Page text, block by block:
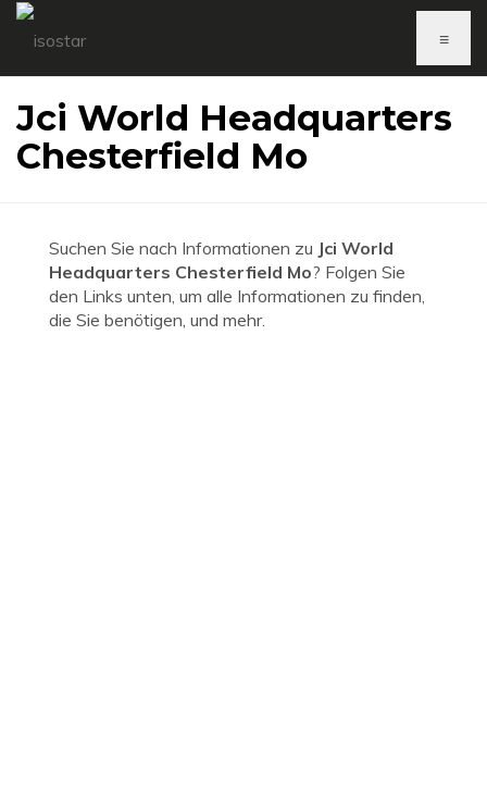
≡
Jci World Headquarters
Chesterfield Mo
Suchen Sie nach Informationen zu Jci World
Headquarters Chesterfield Mo? Folgen Sie
den Links unten, um alle Informationen zu finden,
die Sie benötigen, und mehr.